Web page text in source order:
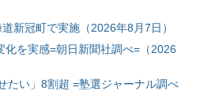
新冠町で実施（2026年8月7日）
を実感=朝日新聞社調べ=（2026
たい」8割超 =塾選ジャーナル調べ